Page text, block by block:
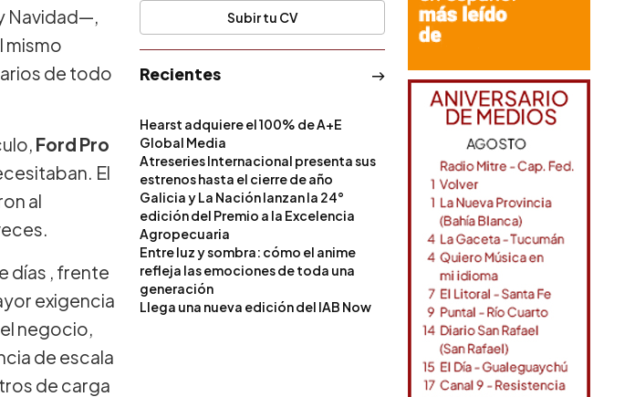
Navidad—,
mismo
de todo
Ford Pro
El
al
días , frente
exigencia
negocio,
de escala
de carga
Subir tu CV
Recientes
Hearst adquiere el 100% de A+E
Global Media
Atreseries Internacional presenta sus
estrenos hasta el cierre de año
Galicia y La Nación lanzan la 24°
edición del Premio a la Excelencia
Agropecuaria
Entre luz y sombra: cómo el anime
refleja las emociones de toda una
generación
Llega una nueva edición del IAB Now